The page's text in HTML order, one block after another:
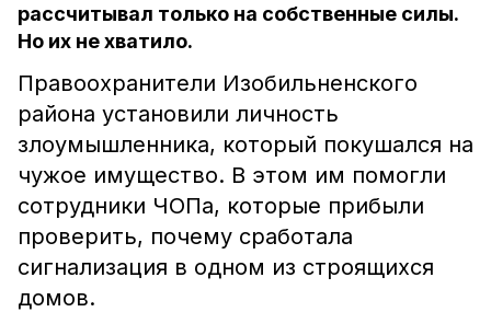
рассчитывал только на собственные силы.
Но их не хватило.
Правоохранители Изобильненского
района установили личность
злоумышленника, который покушался на
чужое имущество. В этом им помогли
сотрудники ЧОПа, которые прибыли
проверить, почему сработала
сигнализация в одном из строящихся
домов.